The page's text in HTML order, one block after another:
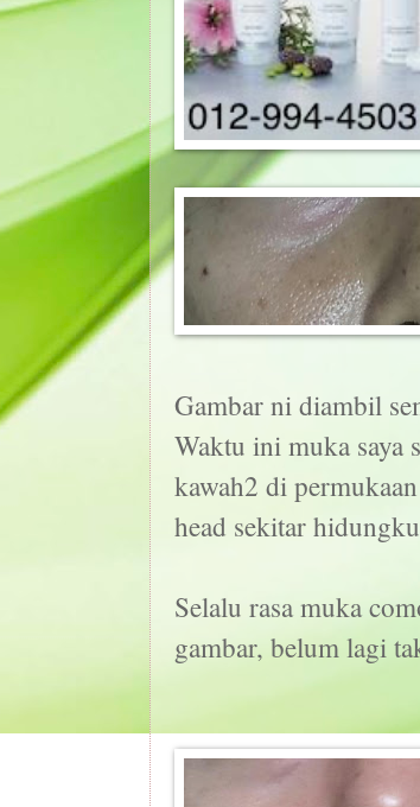
Gambar ni diambil
Waktu ini muka saya
kawah2 di
head sekitar
Selalu rasa muka
gambar, belum lagi